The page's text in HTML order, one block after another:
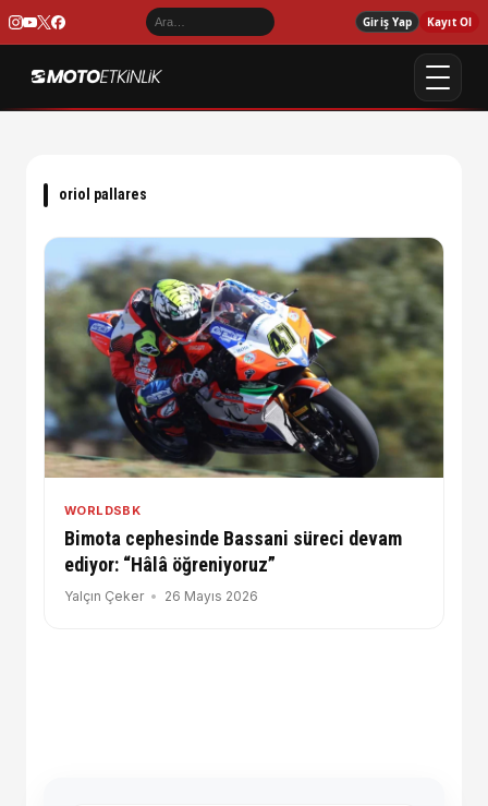
Giriş Yap Kayıt Ol
oriol pallares
WORLDSBK
Bimota cephesinde Bassani süreci devam
ediyor: “Hâlâ öğreniyoruz”
Yalçın Çeker 26 Mayıs 2026